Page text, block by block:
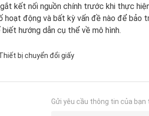
kết nối nguồn chính trước khi thực
động và bất kỳ vấn đề nào để bảo
hướng dẫn cụ thể về mô hình.
bị chuyển đổi giấy
Gửi yêu cầu thông tin của